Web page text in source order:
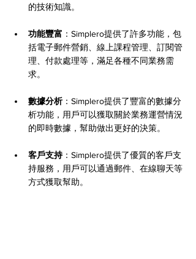
的技術知識。
功能豐富 ：Simplero提供了許多功能，包
括電子郵件營銷、線上課程管理、訂閱管
理、付款處理等，滿足各種不同業務需
求。
數據分析：Simplero提供了豐富的數據分
析功能，用戶可以獲取關於業務運營情況
的即時數據，幫助做出更好的決策。
客戶支持：Simplero提供了優質的客戶支
持服務，用戶可以通過郵件、在線聊天等
方式獲取幫助。